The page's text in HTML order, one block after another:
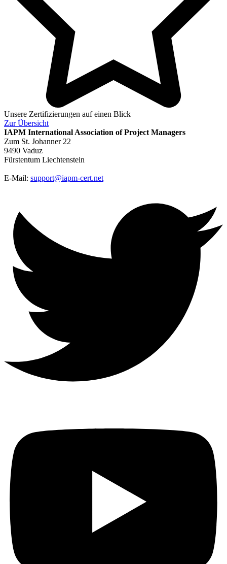
Unsere Zertifizierungen auf einen Blick
ZurÜbersicht
IAPM International Association of Project Managers
Zum St. Johanner 22
9490 Vaduz
Fürstentum Liechtenstein
E-Mail: support@iapm-cert.net